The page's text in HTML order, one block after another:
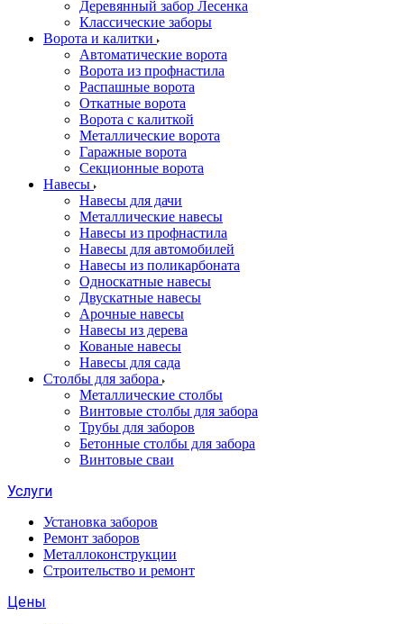
Деревянный забор Лесенка
Классические заборы
Ворота и калитки
Автоматические ворота
Ворота из профнастила
Распашные ворота
Откатные ворота
Ворота с калиткой
Металлические ворота
Гаражные ворота
Секционные ворота
Навесы
Навесы для дачи
Металлические навесы
Навесы из профнастила
Навесы для автомобилей
Навесы из поликарбоната
Односкатные навесы
Двускатные навесы
Арочные навесы
Навесы из дерева
Кованые навесы
Навесы для сада
Столбы для забора
Металлические столбы
Винтовые столбы для забора
Трубы для заборов
Бетонные столбы для забора
Винтовые сваи
Услуги
Установка заборов
Ремонт заборов
Металлоконструкции
Строительство и ремонт
Цены